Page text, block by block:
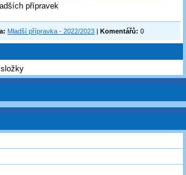
přípravek
Mladší přípravka - 2022/2023 |Komentářů: 0